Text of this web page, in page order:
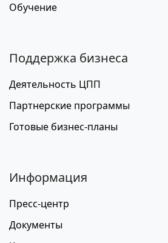
Обучение
Поддержка бизнеса
Деятельность ЦПП
Партнерские программы
Готовые бизнес-планы
Информация
Пресс-центр
Документы